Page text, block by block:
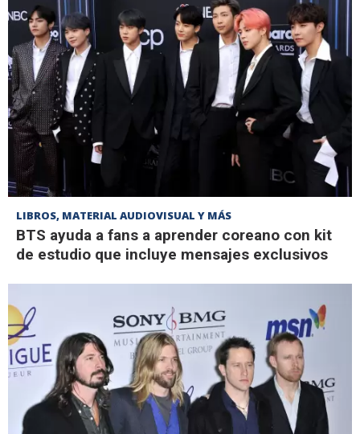
LIBROS, MATERIAL AUDIOVISUAL Y MÁS
BTS ayuda a fans a aprender coreano con kit
de estudio que incluye mensajes exclusivos